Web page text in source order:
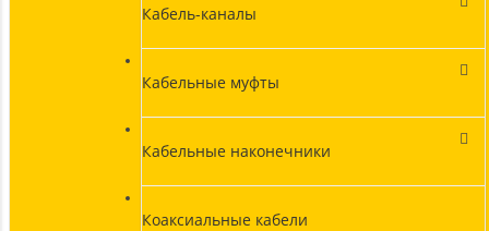
Кабель-каналы
Кабельные муфты
Кабельные наконечники
Коаксиальные кабели